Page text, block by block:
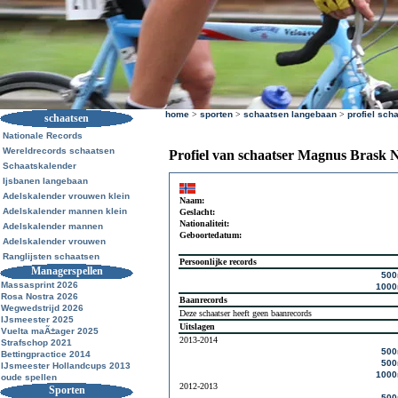
schaatsen
Nationale Records
Wereldrecords schaatsen
Schaatskalender
Ijsbanen langebaan
Adelskalender vrouwen klein
Adelskalender mannen klein
Adelskalender mannen
Adelskalender vrouwen
Ranglijsten schaatsen
Managerspellen
Massasprint 2026
Rosa Nostra 2026
Wegwedstrijd 2026
IJsmeester 2025
Vuelta maÃ±ager 2025
Strafschop 2021
Bettingpractice 2014
IJsmeester Hollandcups 2013
oude spellen
Sporten
home > sporten > schaatsen langebaan > profiel
Profiel van schaatser Magnus Brask
Naam:
Geslacht:
Nationaliteit:
Geboortedatum:
Persoonlijke records
Baanrecords
Deze schaatser heeft geen baanrecords
Uitslagen
2013-2014
2012-2013